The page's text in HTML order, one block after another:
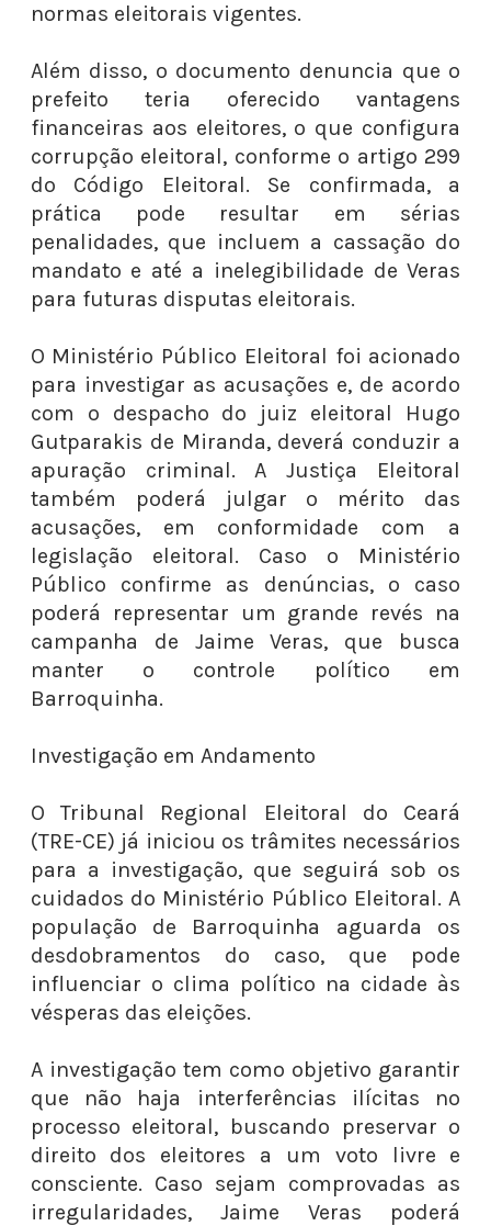
normas eleitorais vigentes.
Além disso, o documento denuncia que o
prefeito teria oferecido vantagens
financeiras aos eleitores, o que configura
corrupção eleitoral, conforme o artigo 299
do Código Eleitoral. Se confirmada, a
prática pode resultar em sérias
penalidades, que incluem a cassação do
mandato e até a inelegibilidade de Veras
para futuras disputas eleitorais.
O Ministério Público Eleitoral foi acionado
para investigar as acusações e, de acordo
com o despacho do juiz eleitoral Hugo
Gutparakis de Miranda, deverá conduzir a
apuração criminal. A Justiça Eleitoral
também poderá julgar o mérito das
acusações, em conformidade com a
legislação eleitoral. Caso o Ministério
Público confirme as denúncias, o caso
poderá representar um grande revés na
campanha de Jaime Veras, que busca
manter o controle político em
Barroquinha.
Investigação em Andamento
O Tribunal Regional Eleitoral do Ceará
(TRE-CE) já iniciou os trâmites necessários
para a investigação, que seguirá sob os
cuidados do Ministério Público Eleitoral. A
população de Barroquinha aguarda os
desdobramentos do caso, que pode
influenciar o clima político na cidade às
vésperas das eleições.
A investigação tem como objetivo garantir
que não haja interferências ilícitas no
processo eleitoral, buscando preservar o
direito dos eleitores a um voto livre e
consciente. Caso sejam comprovadas as
irregularidades, Jaime Veras poderá